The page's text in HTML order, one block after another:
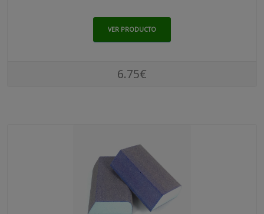
VER PRODUCTO
6.75€